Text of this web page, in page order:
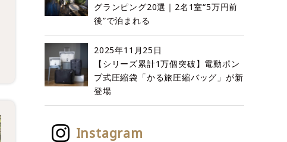
グランピング20選｜2名1室“5万円前
後”で泊まれる
2025年11月25日
【シリーズ累計1万個突破】電動ポン
プ式圧縮袋「かる旅圧縮バッグ」が新
登場
Instagram